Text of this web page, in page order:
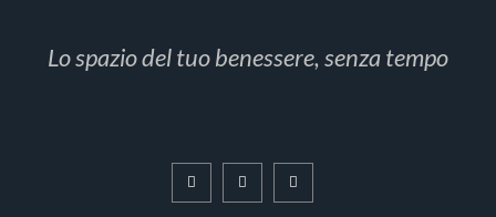
Lo spazio del tuo benessere, senza tempo